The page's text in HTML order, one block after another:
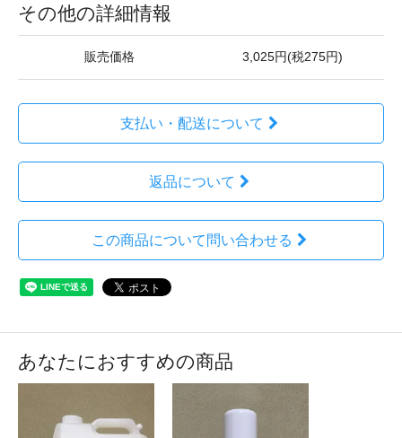
その他の詳細情報
販売価格 3,025円(税275円)
支払い・配送について
返品について
この商品について問い合わせる
あなたにおすすめの商品